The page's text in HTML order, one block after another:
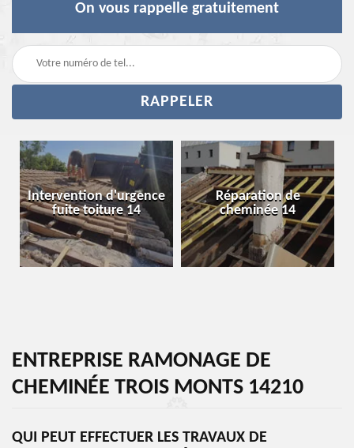
On vous rappelle gratuitement
Intervention d'urgence
fuite toiture 14
Réparation de
cheminée 14
ENTREPRISE RAMONAGE DE
CHEMINÉE TROIS MONTS 14210
QUI PEUT EFFECTUER LES TRAVAUX DE